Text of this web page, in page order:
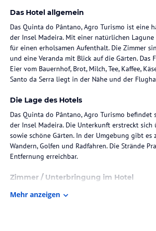
Das Hotel allgemein
Das Quinta do Pântano, Agro Turismo ist eine
der Insel Madeira. Mit einer natürlichen
für einen erholsamen Aufenthalt. Die Zimmer
und eine Veranda mit Blick auf die Gärten.
Eier vom Bauernhof, Brot, Milch, Tee, Kaffee,
Santo da Serra liegt in der Nähe und der
Die Lage des Hotels
Das Quinta do Pântano, Agro Turismo
der Insel Madeira. Die Unterkunft erstreckt
sowie schöne Gärten. In der Umgebung gibt
Wandern, Golfen und Radfahren. Die Strände
Entfernung erreichbar.
Zimmer / Unterbringung im Hotel
Die Zimmer im Quinta do Pântano, Agro
Mehr anzeigen